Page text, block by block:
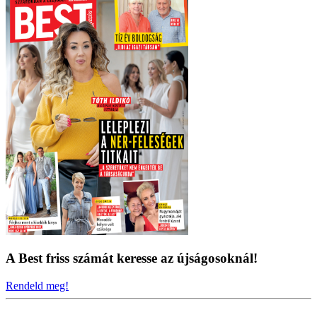
A Best friss számát keresse az újságosoknál!
Rendeld meg!